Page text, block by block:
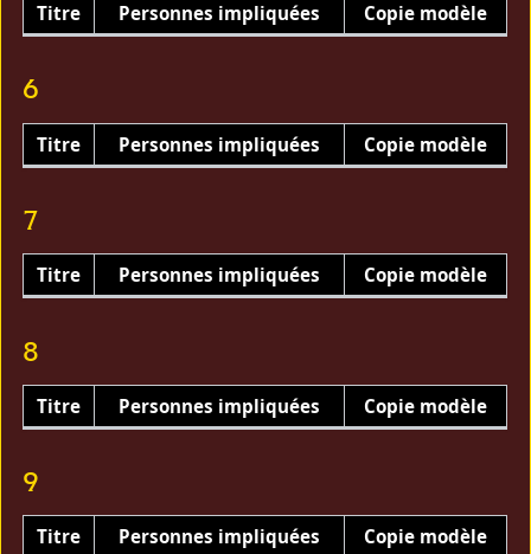
Titre Personnes impliquées Copie modèle
6
Titre Personnes impliquées Copie modèle
7
Titre Personnes impliquées Copie modèle
8
Titre Personnes impliquées Copie modèle
9
Titre Personnes impliquées Copie modèle